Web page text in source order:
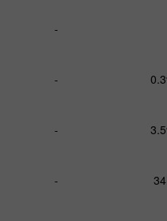
-
-
-
-